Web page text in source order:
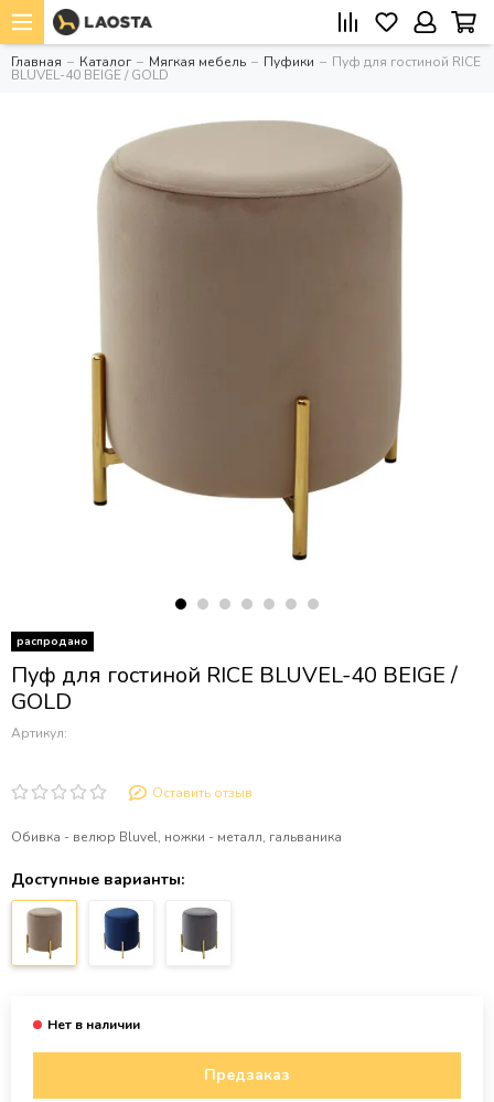
Главная Каталог Мягкая мебель Пуфики Пуф для гостиной RICE
BLUVEL-40 BEIGE / GOLD
распродано
Пуф для гостиной RICE BLUVEL-40 BEIGE /
GOLD
Артикул:
Оставить отзыв
Обивка - велюр Bluvel, ножки - металл, гальваника
Доступные варианты:
Предзаказ